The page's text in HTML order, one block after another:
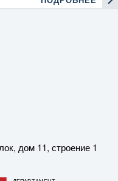
дом 11, строение 1